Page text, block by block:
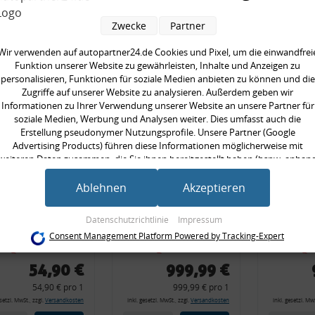
kauften auch
(-20
VW Golf 4,
A3 8l, Polo
54,90 €
54,90 € pro 1
MwSt., zzgl. Versandkosten
Rückleuchtenband
mit Blinker, rot,
US-Ecken, Audi
80 Cabrio, Typ
89, OE-Nr.:
8G0945225 +
8G0945225C
999,99 €
999,99 € pro 1
inkl. gesetzl. MwSt., zzgl. Versandkosten
mit
Cabrio,
OE-Nr.:
inkl. gesetzl.
verwenden auf autopartner24.de Cookies und Pixel, um die
Funktion unserer Website zu gewährleisten, Inhalte und Anzeigen zu
personalisieren, Funktionen für soziale Medien anbieten zu können und die
Zugriffe auf unserer Website zu analysieren. Außerdem geben wir
Informationen zu Ihrer Verwendung unserer Website an unsere Partner für
soziale Medien, Werbung und Analysen weiter. Dies umfasst auch die
Erstellung pseudonymer Nutzungsprofile. Unsere Partner (Google
Advertising Products) führen diese Informationen möglicherweise mit
Daten zusammen, die Sie ihnen bereitgestellt haben (bspw.
eines persönlichen Accounts) oder welche sie im Rahmen Ihrer Nutzung der
Dienste gesammelt haben (bspw. Nutzungsdaten anderer Geräte). Ihre
Einwilligung zur Nutzung von Cookies und Pixeln können Sie jederzeit
dort die entsprechenden Anpassungen vornehmen.
Zwecke der Datenverarbeitung durch unsere Partner:
Speichern von oder Zugriff auf Informationen auf einem Endgerät
Verwendung reduzierter Daten zur Auswahl von Werbeanzeigen
Erstellung von Profilen für personalisierte Werbung
Verwendung von Profilen zur Auswahl personalisierter Werbung
Datenschutzrichtlinie Impressum
Zwecke Partner
Ablehnen Akzeptieren
Consent Management Platform Powered by Tracking-Expert